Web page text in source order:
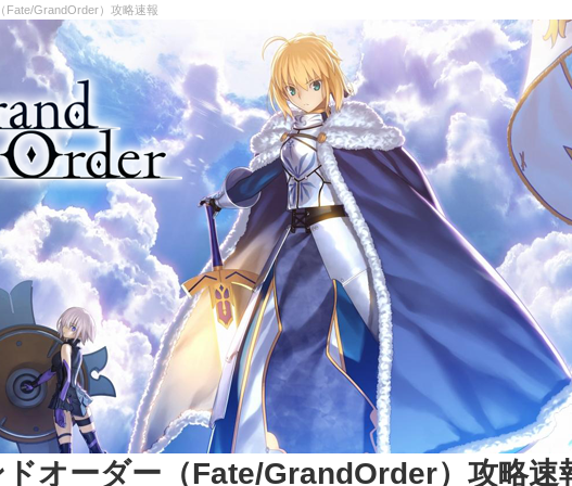
Fate/GrandOrder）攻略速報
オーダー（Fate/GrandOrder）攻略速